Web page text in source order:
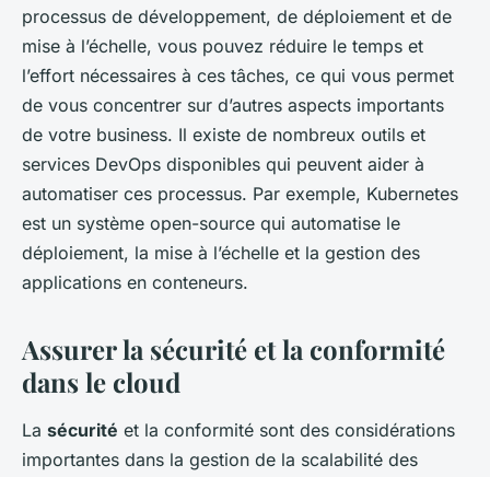
processus de développement, de déploiement et de
mise à l’échelle, vous pouvez réduire le temps et
l’effort nécessaires à ces tâches, ce qui vous permet
de vous concentrer sur d’autres aspects importants
de votre business. Il existe de nombreux outils et
services DevOps disponibles qui peuvent aider à
automatiser ces processus. Par exemple, Kubernetes
est un système open-source qui automatise le
déploiement, la mise à l’échelle et la gestion des
applications en conteneurs.
Assurer la sécurité et la conformité
dans le cloud
La sécurité et la conformité sont des considérations
importantes dans la gestion de la scalabilité des